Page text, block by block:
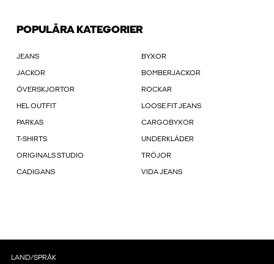
POPULÄRA KATEGORIER
JEANS BYXOR
JACKOR BOMBERJACKOR
ÖVERSKJORTOR ROCKAR
HEL OUTFIT LOOSE FIT JEANS
PARKAS CARGOBYXOR
T-SHIRTS UNDERKLÄDER
ORIGINALS STUDIO TRÖJOR
CADIGANS VIDA JEANS
LAND/SPRÅK